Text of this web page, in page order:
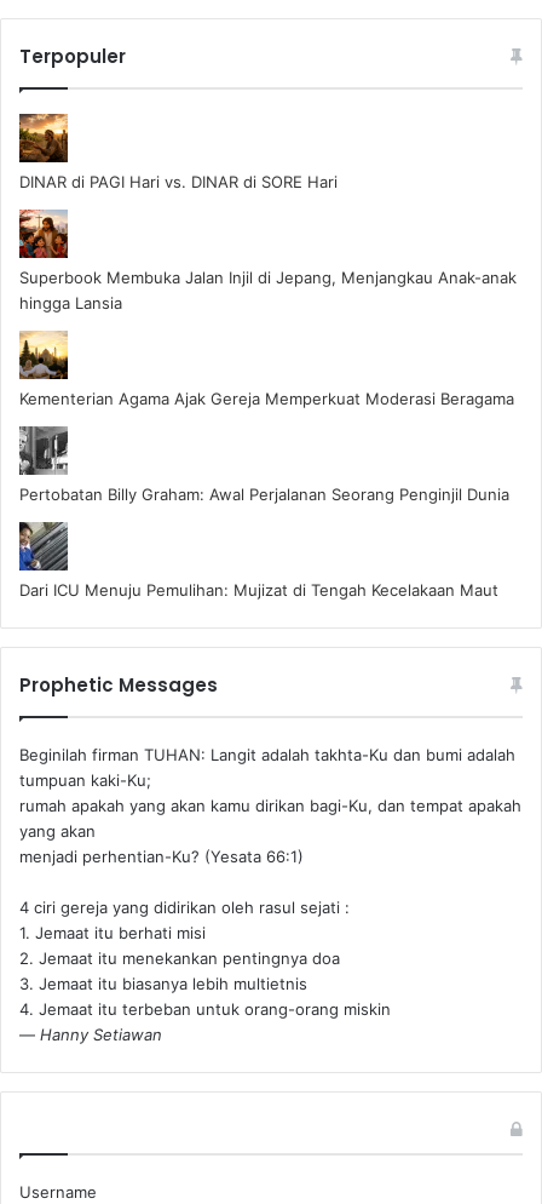
Terpopuler
DINAR di PAGI Hari vs. DINAR di SORE Hari
Superbook Membuka Jalan Injil di Jepang, Menjangkau Anak-anak
hingga Lansia
Kementerian Agama Ajak Gereja Memperkuat Moderasi Beragama
Pertobatan Billy Graham: Awal Perjalanan Seorang Penginjil Dunia
Dari ICU Menuju Pemulihan: Mujizat di Tengah Kecelakaan Maut
Prophetic Messages
Beginilah firman TUHAN: Langit adalah takhta-Ku dan bumi adalah
tumpuan kaki-Ku;
rumah apakah yang akan kamu dirikan bagi-Ku, dan tempat apakah
yang akan
menjadi perhentian-Ku? (Yesata 66:1) ‪
4 ciri gereja yang didirikan oleh rasul sejati :
1. Jemaat itu berhati misi
2. Jemaat itu menekankan pentingnya doa
3. Jemaat itu biasanya lebih multietnis
4. Jemaat itu terbeban untuk orang-orang miskin
— Hanny Setiawan
Username